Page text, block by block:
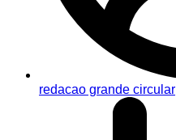
redacao grande circular